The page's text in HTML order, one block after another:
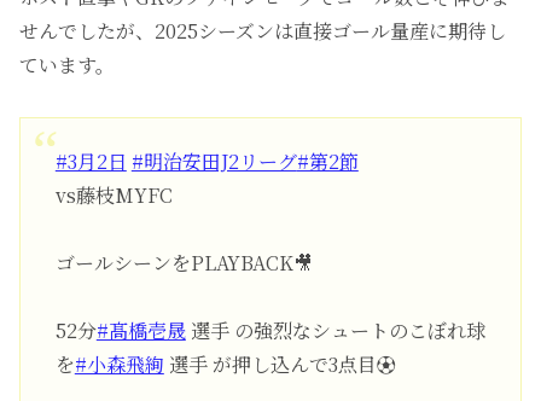
せんでしたが、2025シーズンは直接ゴール量産に期待し
ています。
#3月2日 #明治安田J2リーグ#第2節
vs藤枝MYFC
ゴールシーンをPLAYBACK🎥
52分#髙橋壱晟選手 の強烈なシュートのこぼれ球
を#小森飛絢 選手 が押し込んで3点目⚽️